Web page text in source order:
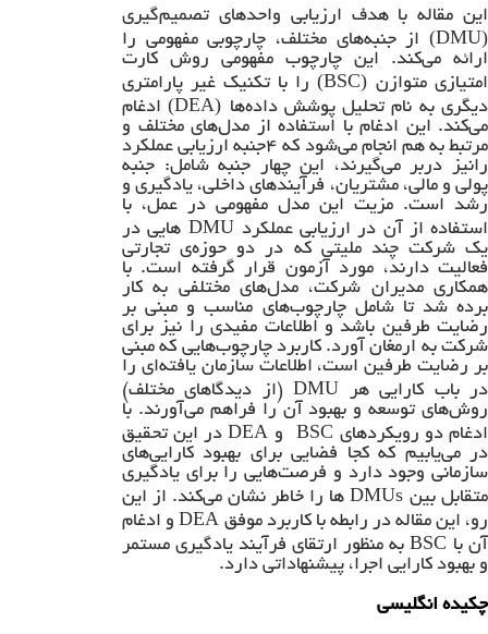
این مقاله با هدف ارزیابی واحدهای تصمیم‌گیری
(DMU)
از جنبه‌های مختلف، چارچوبی مفهومی را
ارائه می‌کند. این چارچوب مفهومی روش کارت
امتیازی متوازن (BSC)
را با تکنیک غیر پارامتری
دیگری به نام تحلیل پوشش داده‌ها (DEA)
ادغام
می‌کند. این ادغام با استفاده از مدل‌های مختلف و
مرتبط به هم انجام می‌شود که ۴جنبه ارزیابی عملکرد
رانیز دربر می‌گیرند، این چهار جنبه شامل: جنبه
پولی و مالی، مشتریان، فرآیند‌های داخلی، یادگیری و
رشد است. مزیت این مدل مفهومی در عمل، با
استفاده از آن در ارزیابی عملکرد DMU
هایی در
یک شرکت چند ملیتی که در دو حوزه‌ی تجارتی
فعالیت دارند، مورد آزمون قرار گرفته است. با
همکاری مدیران شرکت، مدل‌های مختلفی به کار
برده شد تا شامل چارچوب‌های مناسب و مبنی بر
رضایت طرفین باشد و اطلاعات مفیدی را نیز برای
شرکت به ارمغان آورد. کاربرد چارچوب‌هایی که مبنی
بر رضایت طرفین است، اطلاعات سازمان یافته‌ای را
در باب کارایی هر
DMU
(از دیدگاهای مختلف)
روش‌های توسعه و بهبود آن را فراهم می‌آورند. با
ادغام دو رویکردهای
و
در این تحقیق
در می‌یابیم که کجا فضایی برای بهبود کارایی‌های
سازمانی وجود دارد و فرصت‌هایی را برای یادگیری
متقابل بین
ها را خاطر نشان می‌کند. از این
رو، این مقاله در رابطه با کاربرد موفق
و ادغام
آن با
به منظور ارتقای فرآیند یادگیری مستمر
و بهبود کارایی اجرا، پیشنهاداتی دارد.
چکیده انگلیسی